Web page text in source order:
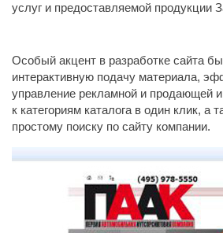
услуг и предоставляемой продукции
Особый акцент в разработке сайта
интерактивную подачу материала,
управление рекламной и продающей
к категориям каталога в один клик, а
простому поиску по сайту компании.